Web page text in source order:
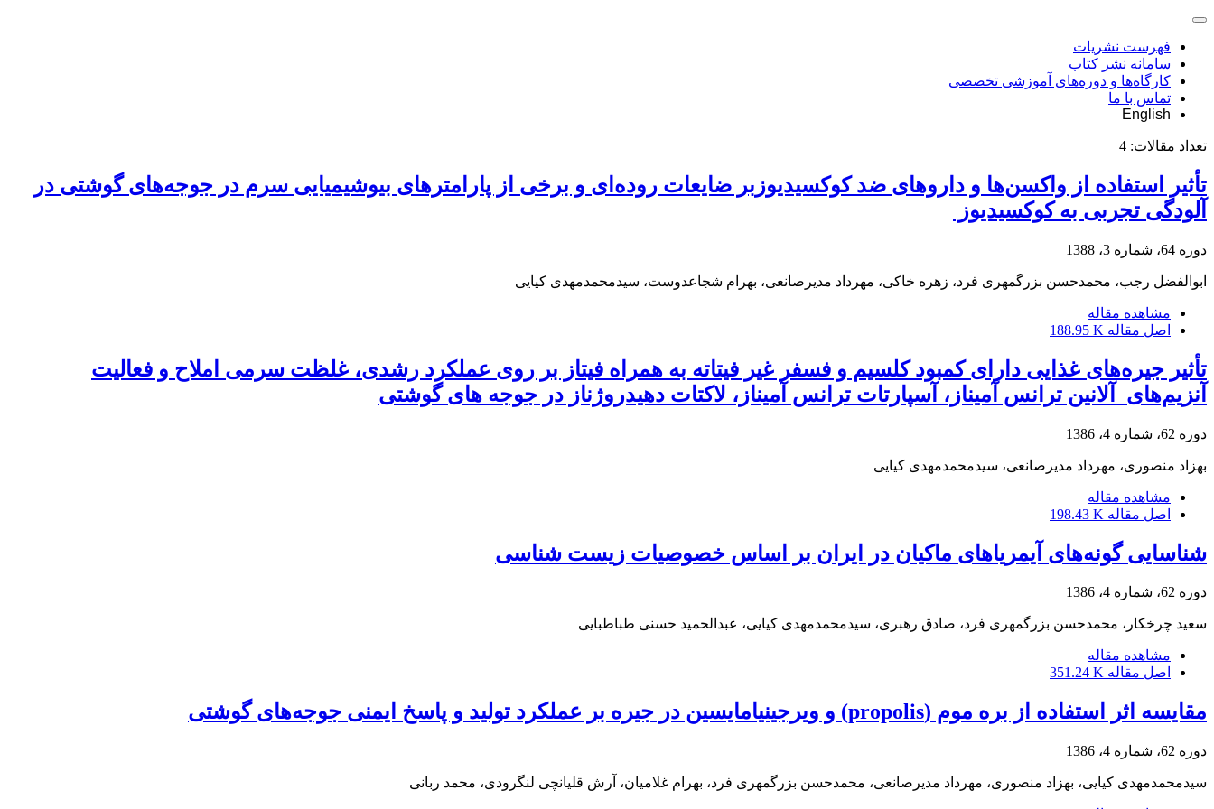
فهرست نشریات
سامانه نشر کتاب
کارگاه‌ها و دوره‌های آموزشی تخصصی
تماس با ما
English
تعداد مقالات: 4
تأثیر استفاده از واکسن‌ها و داروهای ضد کوکسیدیوزبر ضایعات روده‌ای و برخی از پارامترهای بیوشیمیایی سرم در جوجه‌های گوشتی در
آلودگی تجربی به کوکسیدیوز ‌
دوره 64، شماره 3، 1388
ابوالفضل رجب، محمدحسن بزرگمهری فرد، زهره خاکی، مهرداد مدیرصانعی، بهرام شجاعدوست، سیدمحمدمهدی کیایی
مشاهده مقاله
اصل مقاله 188.95 K
تأثیر جیره‌های غذایی دارای کمبود کلسیم و فسفر غیر فیتاته به همراه فیتاز بر روی عملکرد رشدی، غلظت سرمی املاح و فعالیت
آنزیم‌های ‌ آلانین ترانس آمیناز، آسپارتات ترانس آمیناز، لاکتات دهیدروژناز در جوجه های گوشتی
دوره 62، شماره 4، 1386
بهزاد منصوری، مهرداد مدیرصانعی، سیدمحمدمهدی کیایی
مشاهده مقاله
اصل مقاله 198.43 K
شناسایی گونه‌های آیمریاهای ماکیان در ایران بر اساس خصوصیات زیست شناسی
دوره 62، شماره 4، 1386
سعید چرخکار، محمدحسن بزرگمهری فرد، صادق رهبری، سیدمحمدمهدی کیایی، عبدالحمید حسنی طباطبایی
مشاهده مقاله
اصل مقاله 351.24 K
مقایسه اثر استفاده از بره موم (‌propolis) و ویرجینیامایسین در جیره بر عملکرد تولید و پاسخ ایمنی جوجه‌های گوشتی
دوره 62، شماره 4، 1386
سیدمحمدمهدی کیایی، بهزاد منصوری، مهرداد مدیرصانعی، محمدحسن بزرگمهری فرد، بهرام غلامیان، آرش قلیانچی لنگرودی، محمد ربانی